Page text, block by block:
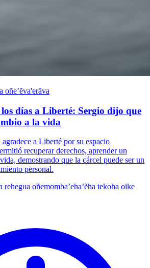
oñe’ẽva'erãva
días a Liberté: Sergio dijo que
a la vida
a Liberté por su espacio
recuperar derechos, aprender un
demostrando que la cárcel puede ser un
personal.
rehegua oñemomba’eha’ẽha tekoha oike